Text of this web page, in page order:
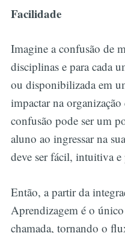
Facilidade
Imagine a confusão de
disciplinas e para cada
ou disponibilizada em
impactar na organização
confusão pode ser um
aluno ao ingressar na
deve ser fácil, intuitiva e
Então, a partir da
Aprendizagem é o
chamada, tornando o